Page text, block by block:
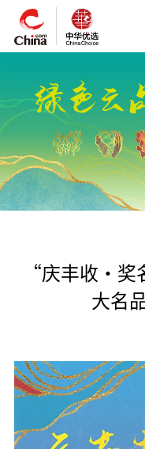
“庆丰收·
大名